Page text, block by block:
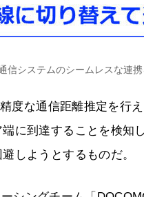
信システムのシームレスな連
度な通信距離推定を行
に到達することを検知
しようとするものだ。